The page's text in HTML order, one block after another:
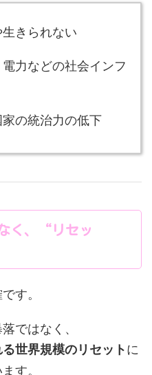
きられない
力などの社会インフ
の統治力の低下
く、“リセッ
す。
ではなく、
世界規模のリセットに
す。